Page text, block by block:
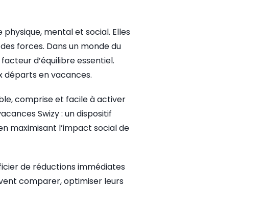
mental et social. Elles
forces. Dans un monde du
d’équilibre essentiel.
départs en vacances.
comprise et facile à activer
Swizy : un dispositif
maximisant l’impact social de
de réductions immédiates
comparer, optimiser leurs